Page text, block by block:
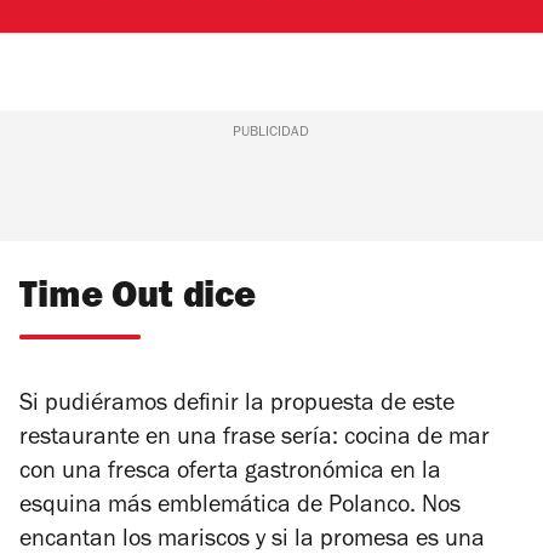
PUBLICIDAD
Time Out dice
Si pudiéramos definir la propuesta de este
restaurante en una frase sería: cocina de mar
con una fresca oferta gastronómica en la
esquina más emblemática de Polanco. Nos
encantan los mariscos y si la promesa es una